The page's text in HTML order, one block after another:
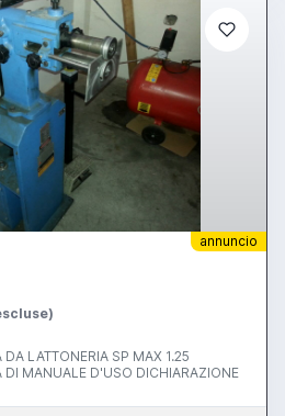
annuncio
LATTONERIA SP MAX 1.25
DI MANUALE D'USO DICHIARAZIONE